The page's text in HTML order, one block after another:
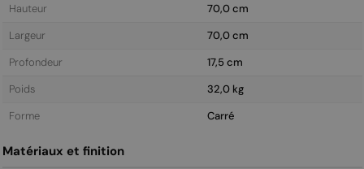
Hauteur
70,0 cm
Largeur
70,0 cm
Profondeur
17,5 cm
Poids
32,0 kg
Forme
Carré
Matériaux et finition